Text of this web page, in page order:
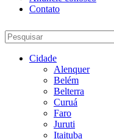
Contato
Cidade
Alenquer
Belém
Belterra
Curuá
Faro
Juruti
Itaituba